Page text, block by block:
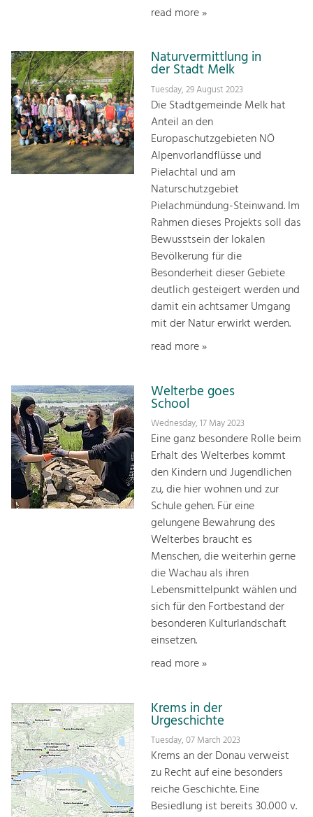
read more »
Naturvermittlung in
der Stadt Melk
Tuesday, 29 August 2023
Die Stadtgemeinde Melk hat
Anteil an den
Europaschutzgebieten NÖ
Alpenvorlandflüsse und
Pielachtal und am
Naturschutzgebiet
Pielachmündung-Steinwand. Im
Rahmen dieses Projekts soll das
Bewusstsein der lokalen
Bevölkerung für die
Besonderheit dieser Gebiete
deutlich gesteigert werden und
damit ein achtsamer Umgang
mit der Natur erwirkt werden.
read more »
Welterbe goes
School
Wednesday, 17 May 2023
Eine ganz besondere Rolle beim
Erhalt des Welterbes kommt
den Kindern und Jugendlichen
zu, die hier woh­nen und zur
Schule gehen. Für eine
gelungene Bewah­rung des
Welterbes braucht es
Menschen, die weiterhin gerne
die Wachau als ihren
Lebensmittelpunkt wählen und
sich für den Fortbestand der
besonderen Kulturlandschaft
einsetzen.
read more »
Krems in der
Urgeschichte
Tuesday, 07 March 2023
Krems an der Donau verweist
zu Recht auf eine besonders
reiche Geschichte. Eine
Besiedlung ist bereits 30.000 v.